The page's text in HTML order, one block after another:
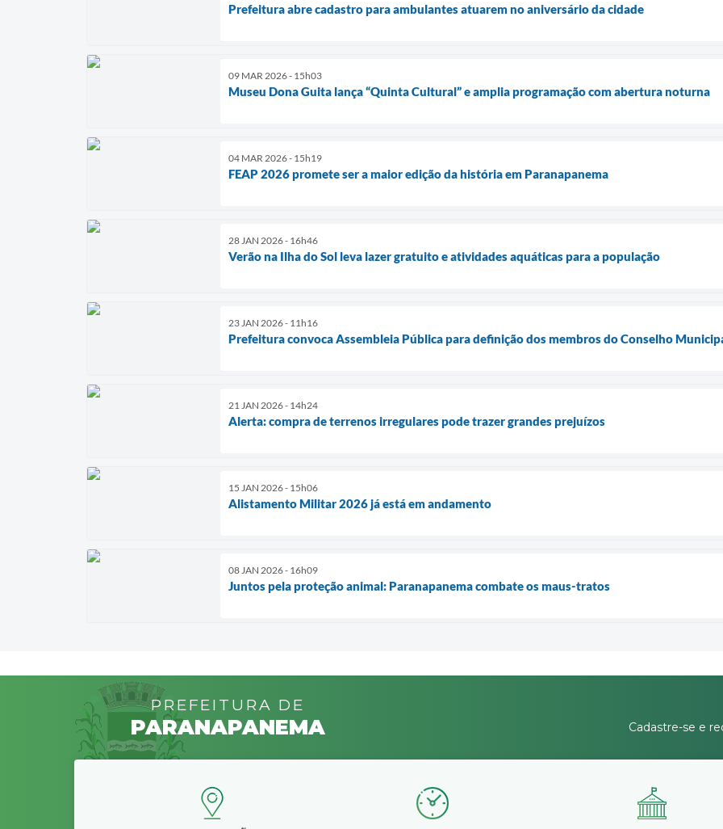
Prefeitura abre cadastro para ambulantes atuarem no aniversário da cidade
09 MAR 2026 - 15h03
Museu Dona Guita lança “Quinta Cultural” e amplia programação com abertura noturna
04 MAR 2026 - 15h19
FEAP 2026 promete ser a maior edição da história em Paranapanema
28 JAN 2026 - 16h46
Verão na Ilha do Sol leva lazer gratuito e atividades aquáticas para a população
23 JAN 2026 - 11h16
Prefeitura convoca Assembleia Pública para definição dos membros do Conselho
21 JAN 2026 - 14h24
Alerta: compra de terrenos irregulares pode trazer grandes prejuízos
15 JAN 2026 - 15h06
Alistamento Militar 2026 já está em andamento
08 JAN 2026 - 16h09
Juntos pela proteção animal: Paranapanema combate os maus-tratos
PREFEITURA DE
PARANAPANEMA Cadastre-se e